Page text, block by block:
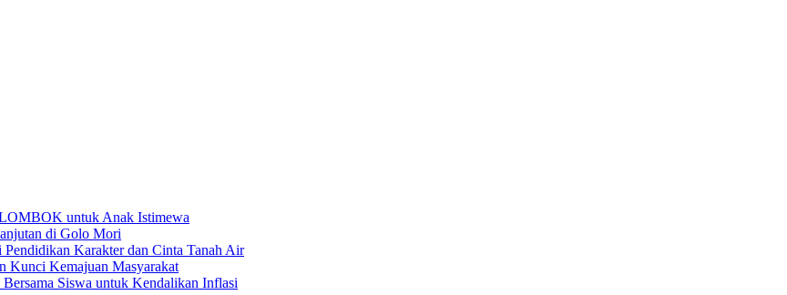
untuk Anak Istimewa
di Golo Mori
Karakter dan Cinta Tanah Air
Kunci Kemajuan Masyarakat
Siswa untuk Kendalikan Inflasi